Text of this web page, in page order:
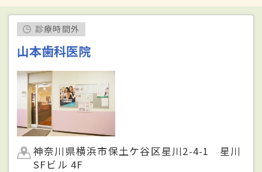
診療時間外
山本歯科医院
神奈川県横浜市保土ケ谷区星川2-4-1 星川
SFビル 4F